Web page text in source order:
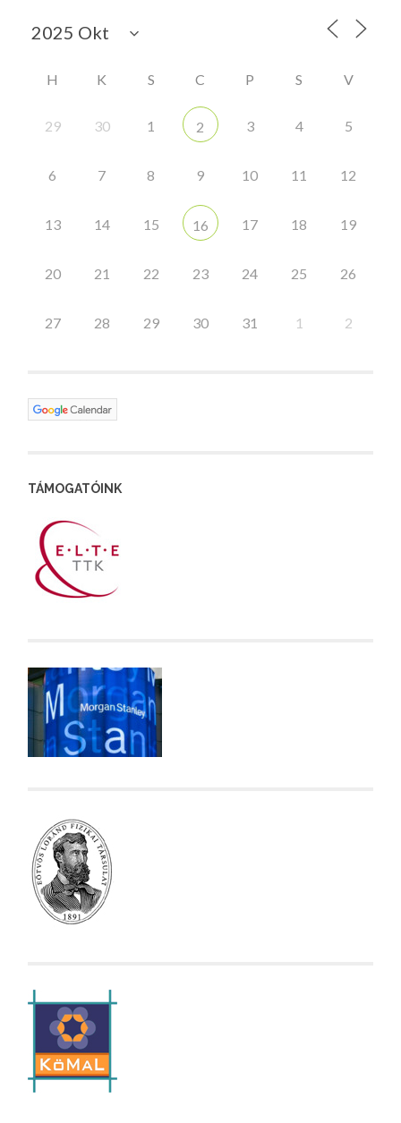
H K S C P S V
29 30 1 2 3 4 5
6 7 8 9 10 11 12
13 14 15 16 17 18 19
20 21 22 23 24 25 26
27 28 29 30 31 1 2
TÁMOGATÓINK